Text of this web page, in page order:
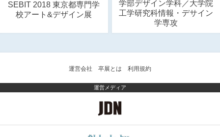
SEBIT 2018 東京都専門学
校アート&デザイン展
学部デザイン学科／大学院
工学研究科情報・デサイン
学専攻
運営会社 卒展とは 利用規約
運営メディア